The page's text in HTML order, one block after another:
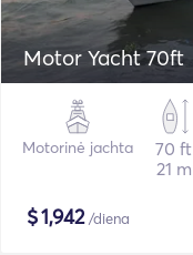
Motor Yacht 70ft
Motorinė jachta
70 ft
21 m
$1,942/diena